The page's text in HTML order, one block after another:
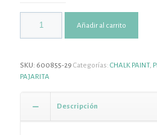
Añadir al carrito
SKU: 600855-29 Categorías: CHALK PAINT,
PAJARITA
Descripción